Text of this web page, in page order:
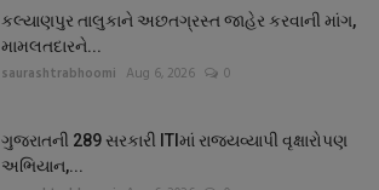
કલ્યાણપુર તાલુકાને અછતગ્રસ્ત જાહેર કરવાની માંગ,
મામલતદારને...
saurashtrabhoomi Aug 6, 2026 0
ગુજરાતની 289 સરકારી ITIમાં રાજ્યવ્યાપી વૃક્ષારોપણ
અભિયાન,...